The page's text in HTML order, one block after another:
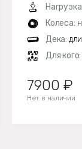
Колеса:
Дека:
Для кого:
7900 ₽
Нет в наличии